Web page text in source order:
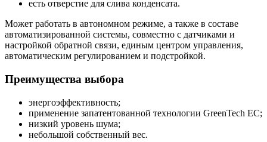
есть отверстие для слива конденсата.
Может работать в автономном режиме, а также в составе
автоматизированной системы, совместно с датчиками и
настройкой обратной связи, единым центром управления,
автоматическим регулированием и подстройкой.
Преимущества выбора
энергоэффективность;
применение запатентованной технологии GreenTech EC;
низкий уровень шума;
небольшой собственный вес.